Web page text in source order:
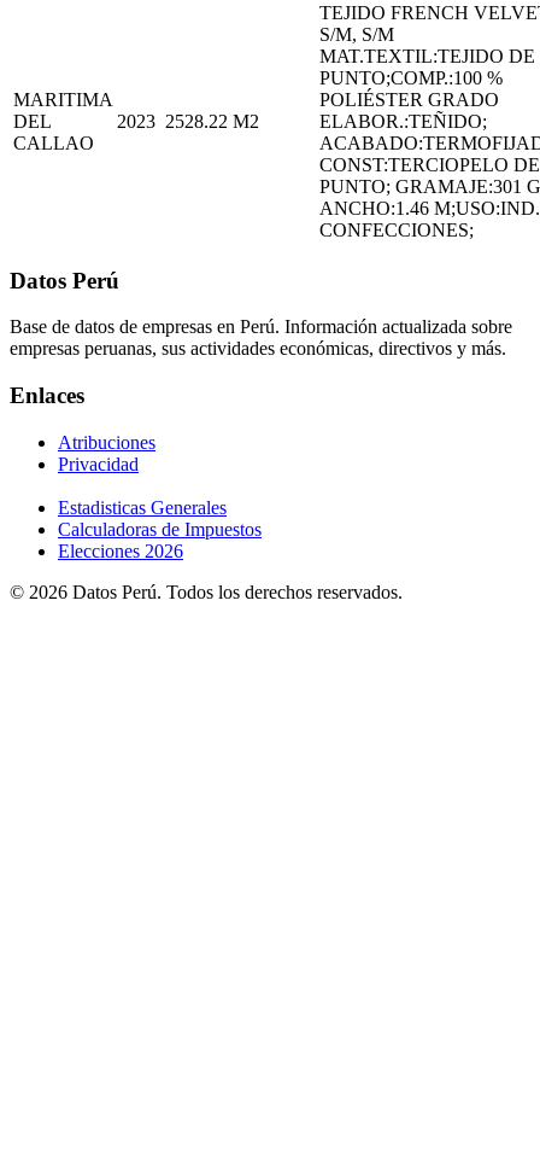
MARITIMA
DEL
CALLAO
2023 2528.22 M2
TEJIDO FRENCH
S/M, S/M
MAT.TEXTIL:TEJIDO DE
PUNTO;COMP.:100 %
POLIÉSTER GRADO
ELABOR.:TEÑIDO;
CONST:TERCIOPELO DE
PUNTO; GRAMAJE:301
ANCHO:1.46
CONFECCIONES;
Datos Perú
Base de datos de empresas en Perú. Información actualizada sobre
empresas peruanas, sus actividades económicas, directivos y más.
Enlaces
Atribuciones
Privacidad
Estadisticas Generales
Calculadoras de Impuestos
Elecciones 2026
© 2026 Datos Perú. Todos los derechos reservados.